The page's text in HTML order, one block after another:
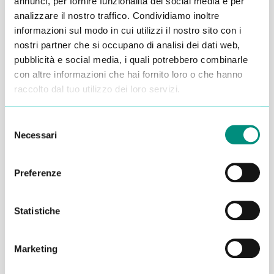
analizzare il nostro traffico. Condividiamo inoltre
informazioni sul modo in cui utilizzi il nostro sito con i
nostri partner che si occupano di analisi dei dati web,
pubblicità e social media, i quali potrebbero combinarle
con altre informazioni che hai fornito loro o che hanno
raccolto dal tuo utilizzo dei loro servizi.
delNecessari
Preferenze
Statistiche
Marketing
Alessandro Alfonsetti
Inserisci i tuoi dati qui, ti ricontatteremo